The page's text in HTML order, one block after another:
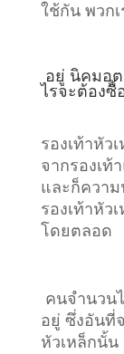
ใช้กัน พวก
อยู่ นิคมอุ
ไรจะต้องซื้
รองเท้าหัว
จากรองเ
และก็ความ
รองเท้าหัว
โดยตลอด
คนจำนวน
อยู่ ซึ่งอันที่
หัวเหล็กนั้น